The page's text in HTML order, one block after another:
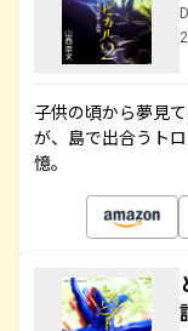
子供の頃から夢見
が、島で出合うト
憶。